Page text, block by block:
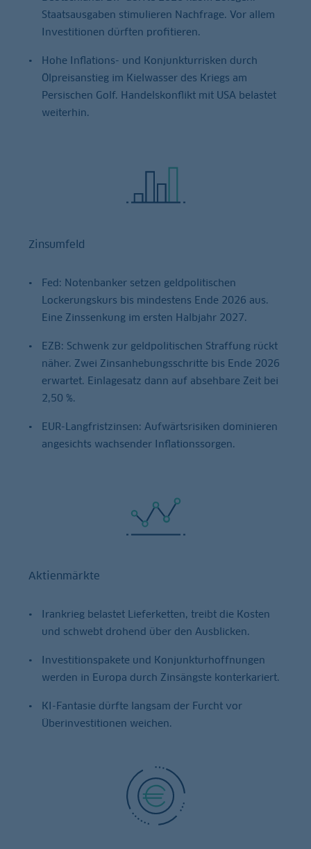
Staatsausgaben stimulieren Nachfrage. Vor allem
Investitionen dürften profitieren.
Hohe Inflations- und Konjunkturrisken durch
Ölpreisanstieg im Kielwasser des Kriegs am
Persischen Golf. Handelskonflikt mit USA belastet
weiterhin.
Zinsumfeld
Fed: Notenbanker setzen geldpolitischen
Lockerungskurs bis mindestens Ende 2026 aus.
Eine Zinssenkung im ersten Halbjahr 2027.
EZB: Schwenk zur geldpolitischen Straffung rückt
näher. Zwei Zinsanhebungsschritte bis Ende 2026
erwartet. Einlagesatz dann auf absehbare Zeit bei
2,50 %.
EUR-Langfristzinsen: Aufwärtsrisiken dominieren
angesichts wachsender Inflationssorgen.
Aktienmärkte
Irankrieg belastet Lieferketten, treibt die Kosten
und schwebt drohend über den Ausblicken.
Investitionspakete und Konjunkturhoffnungen
werden in Europa durch Zinsängste konterkariert.
KI-Fantasie dürfte langsam der Furcht vor
Überinvestitionen weichen.